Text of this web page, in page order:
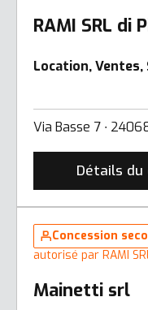
RAMI SRL di
Location, Ventes,
Via Basse 7 ∙
Détails du
Concession
autorisé par RAMI
Mainetti srl